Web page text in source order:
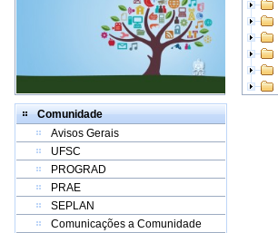
Comunidade
Avisos Gerais
UFSC
PROGRAD
PRAE
SEPLAN
Comunicações a Comunidade